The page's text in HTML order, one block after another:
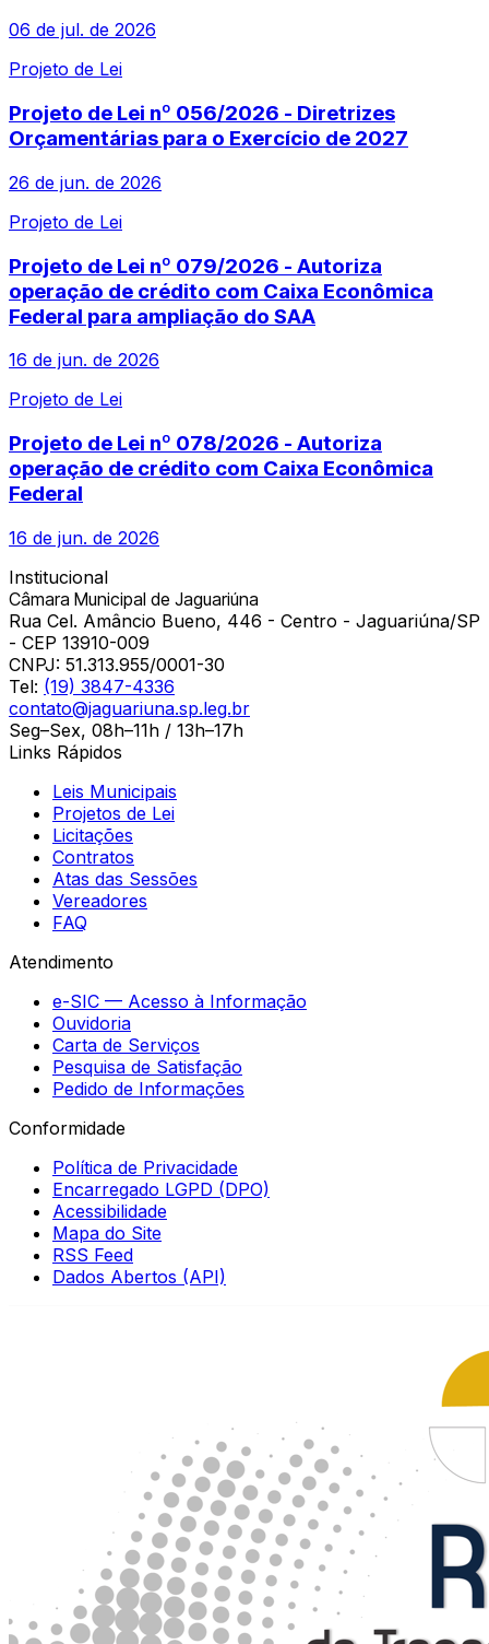
06 de jul. de 2026
Projeto de Lei
Projeto de Lei nº 056/2026 - Diretrizes
Orçamentárias para o Exercício de 2027
26 de jun. de 2026
Projeto de Lei
Projeto de Lei nº 079/2026 - Autoriza
operação de crédito com Caixa Econômica
Federal para ampliação do SAA
16 de jun. de 2026
Projeto de Lei
Projeto de Lei nº 078/2026 - Autoriza
operação de crédito com Caixa Econômica
Federal
16 de jun. de 2026
Institucional
Câmara Municipal de Jaguariúna
Rua Cel. Amâncio Bueno, 446 - Centro - Jaguariúna/SP
- CEP 13910-009
CNPJ: 51.313.955/0001-30
Tel: (19) 3847-4336
contato@jaguariuna.sp.leg.br
Seg–Sex, 08h–11h / 13h–17h
Links Rápidos
Leis Municipais
Projetos de Lei
Licitações
Contratos
Atas das Sessões
Vereadores
FAQ
Atendimento
e-SIC — Acesso à Informação
Ouvidoria
Carta de Serviços
Pesquisa de Satisfação
Pedido de Informações
Conformidade
Política de Privacidade
Encarregado LGPD (DPO)
Acessibilidade
Mapa do Site
RSS Feed
Dados Abertos (API)